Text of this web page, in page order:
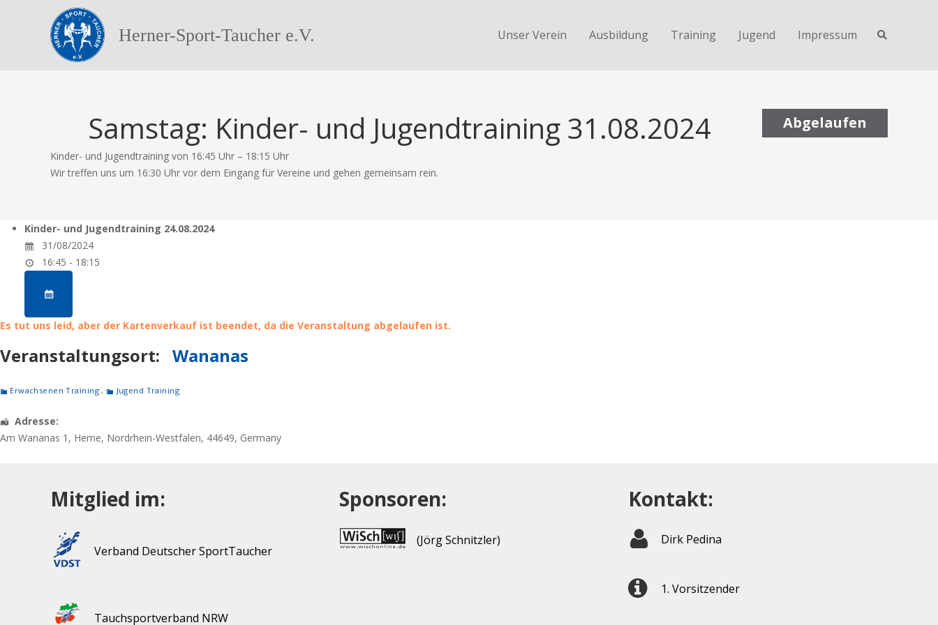
Herner-Sport-Taucher e.V. Unser Verein Ausbildung Training Jugend Impressum
Abgelaufen
Samstag: Kinder- und Jugendtraining 31.08.2024
Kinder- und Jugendtraining von 16:45 Uhr – 18:15 Uhr
Wir treffen uns um 16:30 Uhr vor dem Eingang für Vereine und gehen gemeinsam rein.
Kinder- und Jugendtraining 24.08.2024
31/08/2024
16:45 - 18:15
Es tut uns leid, aber der Kartenverkauf ist beendet, da die Veranstaltung abgelaufen ist.
Veranstaltungsort: Wananas
Erwachsenen Training, Jugend Training
Adresse:
Am Wananas 1 , Herne, Nordrhein-Westfalen, 44649, Germany
Mitglied im:
Verband Deutscher SportTaucher
Tauchsportverband NRW
Sponsoren:
(Jörg Schnitzler)
Kontakt:
Dirk Pedina
1. Vorsitzender